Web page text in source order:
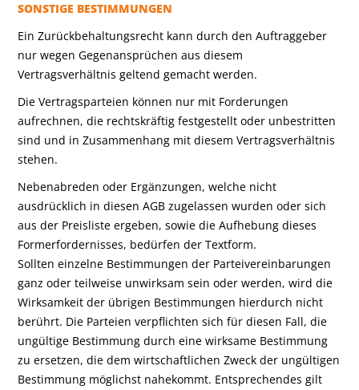
SONSTIGE BESTIMMUNGEN
Ein Zurückbehaltungsrecht kann durch den Auftraggeber
nur wegen Gegenansprüchen aus diesem
Vertragsverhältnis geltend gemacht werden.
Die Vertragsparteien können nur mit Forderungen
aufrechnen, die rechtskräftig festgestellt oder unbestritten
sind und in Zusammenhang mit diesem Vertragsverhältnis
stehen.
Nebenabreden oder Ergänzungen, welche nicht
ausdrücklich in diesen AGB zugelassen wurden oder sich
aus der Preisliste ergeben, sowie die Aufhebung dieses
Formerfordernisses, bedürfen der Textform.
Sollten einzelne Bestimmungen der Parteivereinbarungen
ganz oder teilweise unwirksam sein oder werden, wird die
Wirksamkeit der übrigen Bestimmungen hierdurch nicht
berührt. Die Parteien verpflichten sich für diesen Fall, die
ungültige Bestimmung durch eine wirksame Bestimmung
zu ersetzen, die dem wirtschaftlichen Zweck der ungültigen
Bestimmung möglichst nahekommt. Entsprechendes gilt